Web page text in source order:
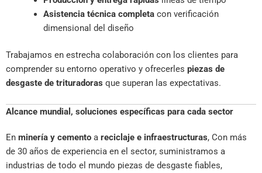
Asistencia técnica completacon verificación
dimensional del diseño
Trabajamos en estrecha colaboración con los clientes para
comprender su entorno operativo y ofrecerles piezas de
desgaste de trituradoras que superan las expectativas.
Alcance mundial, soluciones específicas para cada sector
En minería y cemento a reciclaje e infraestructuras, Con más
de 30 años de experiencia en el sector, suministramos a
industrias de todo el mundo piezas de desgaste fiables,